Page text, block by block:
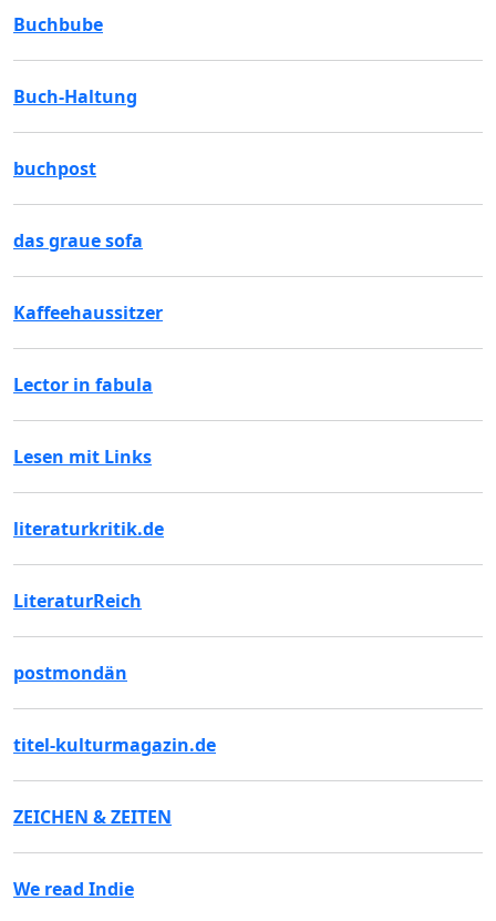
Buchbube
Buch-Haltung
buchpost
das graue sofa
Kaffeehaussitzer
Lector in fabula
Lesen mit Links
literaturkritik.de
LiteraturReich
postmondän
titel-kulturmagazin.de
ZEICHEN & ZEITEN
We read Indie